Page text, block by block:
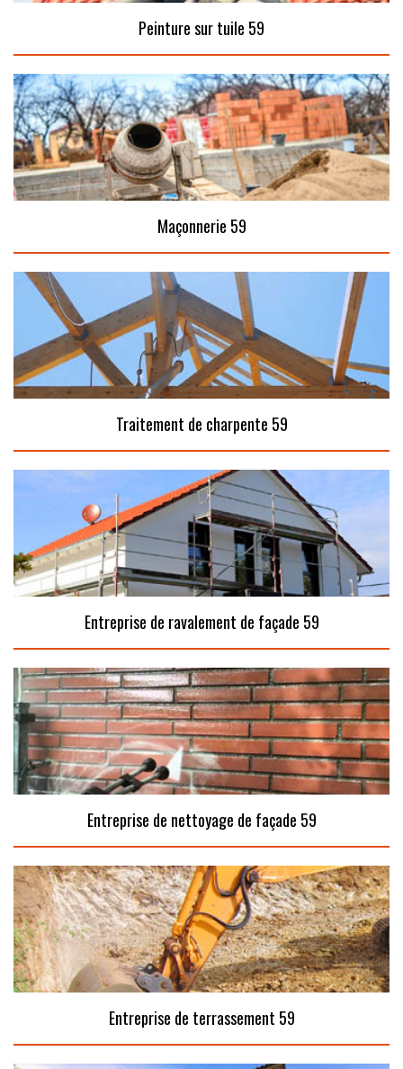
Peinture sur tuile 59
Maçonnerie 59
Traitement de charpente 59
Entreprise de ravalement de façade 59
Entreprise de nettoyage de façade 59
Entreprise de terrassement 59